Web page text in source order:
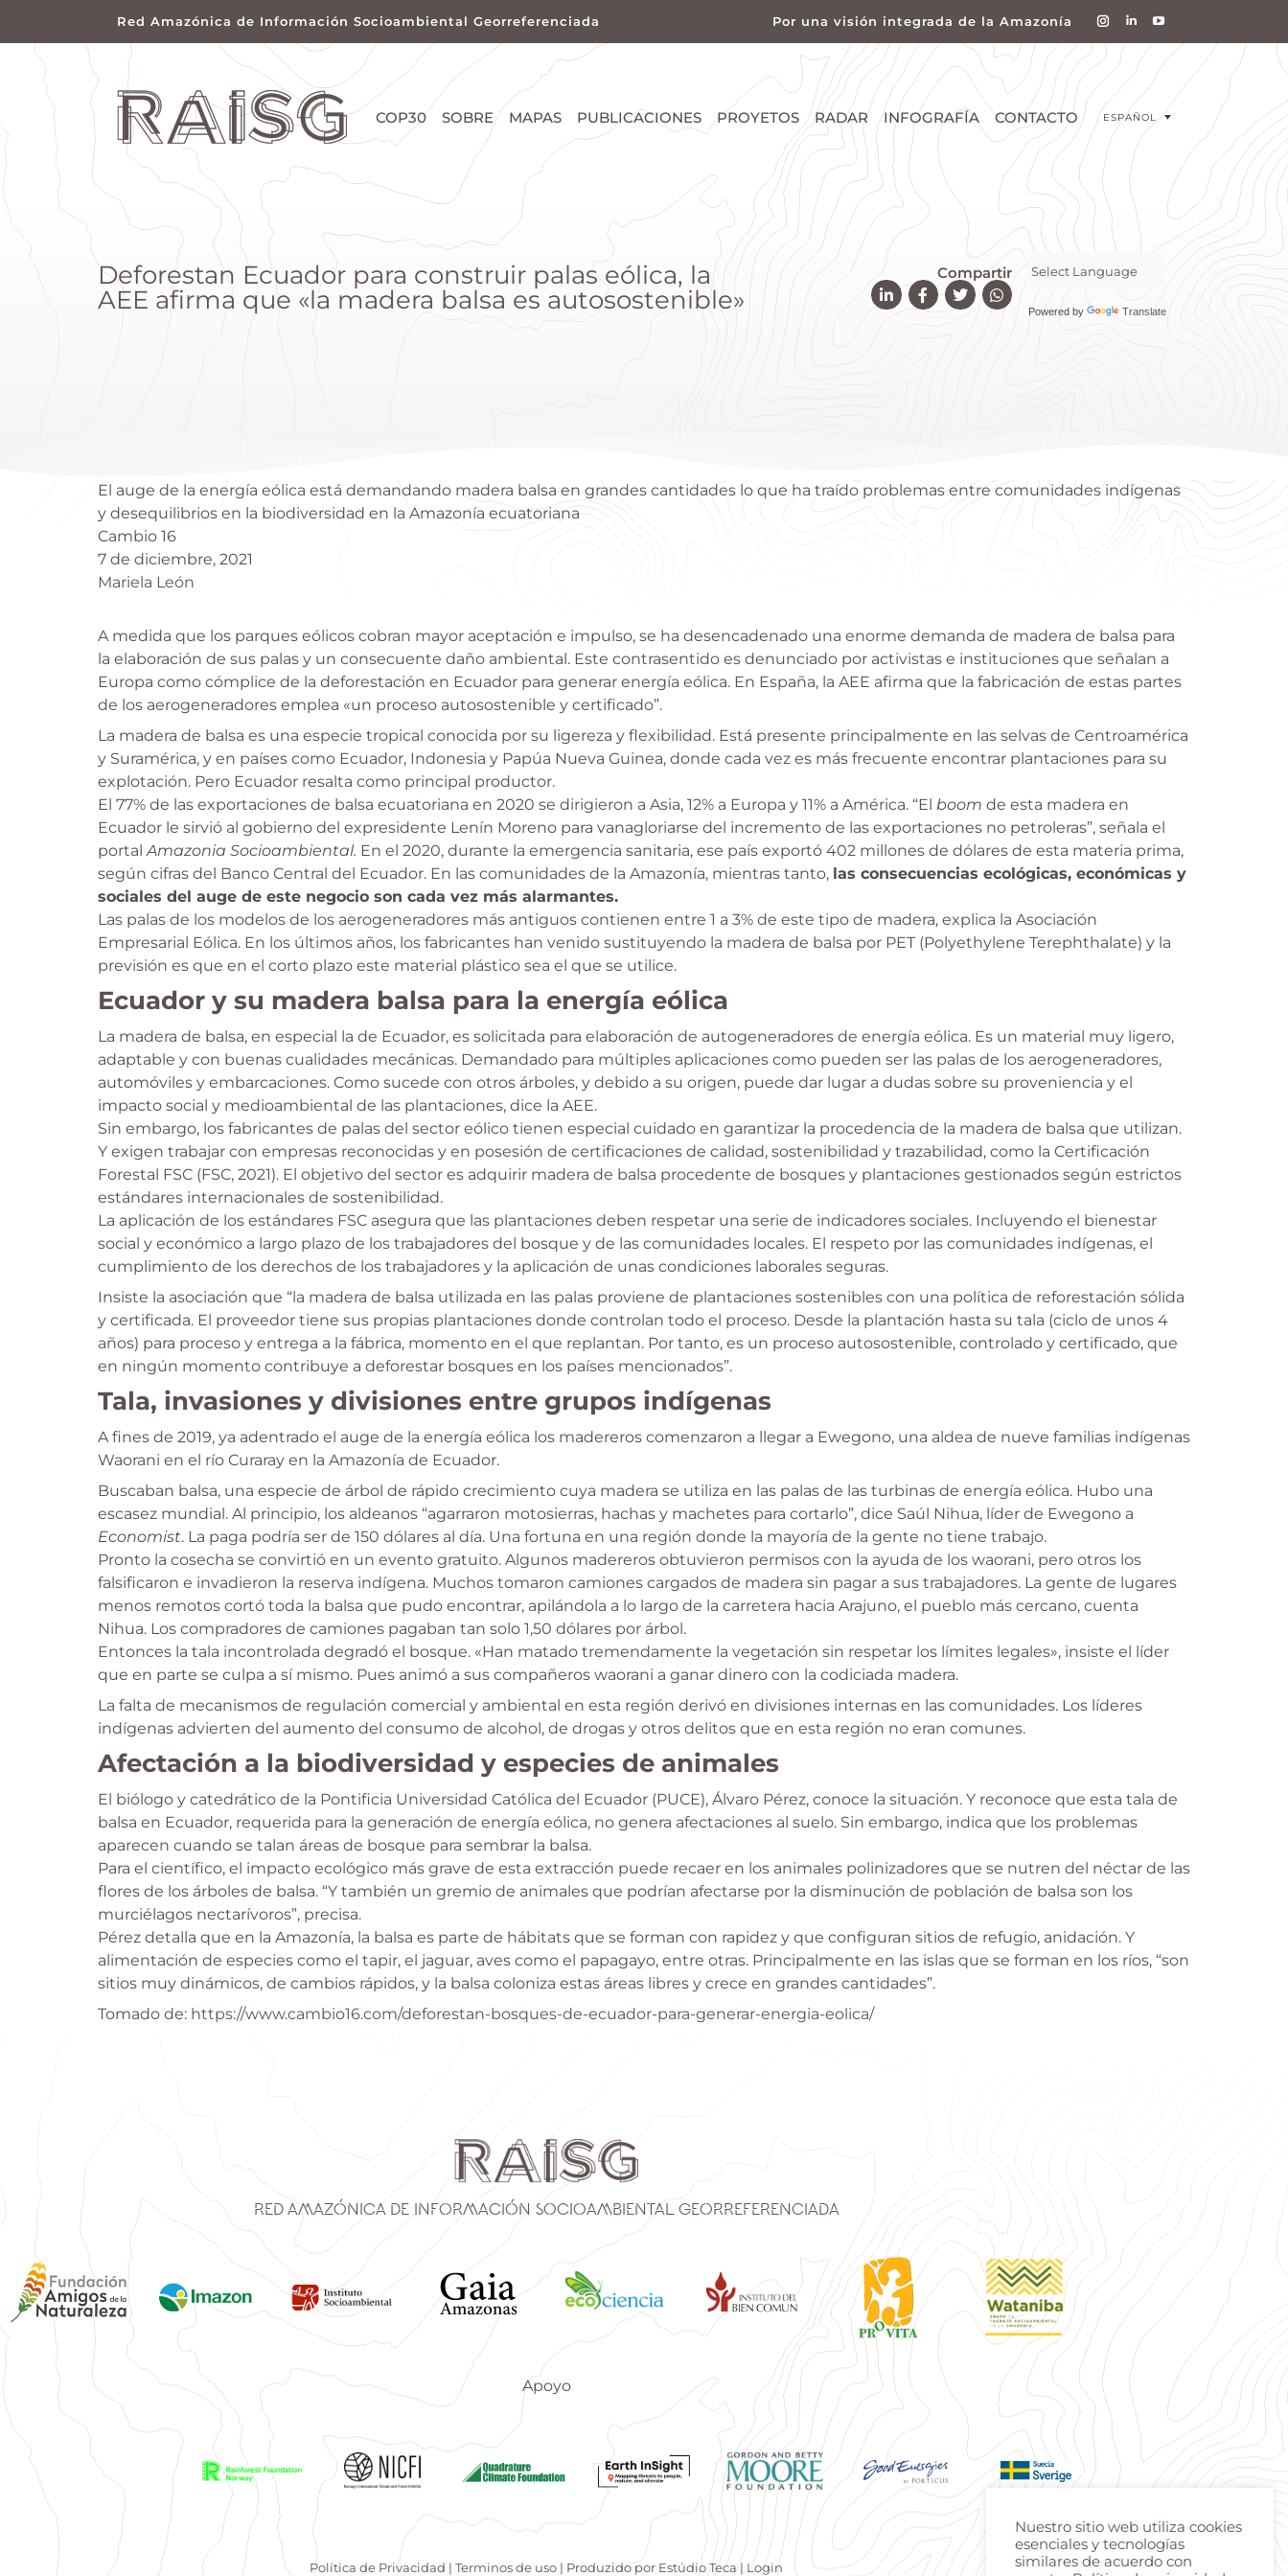
Red Amazónica de Información Socioambiental Georreferenciada Por una visión integrada de la Amazonía
COP30 SOBRE MAPAS PUBLICACIONES PROYETOS RADAR INFOGRAFÍA CONTACTO ESPAÑOL
Deforestan Ecuador para construir palas eólica, la
AEE afirma que «la madera balsa es autosostenible»
Compartir
Powered by Translate
El auge de la energía eólica está demandando madera balsa en grandes cantidades lo que ha traído problemas entre comunidades indígenas
y desequilibrios en la biodiversidad en la Amazonía ecuatoriana
Cambio 16
7 de diciembre, 2021
Mariela León
A medida que los parques eólicos cobran mayor aceptación e impulso, se ha desencadenado una enorme demanda de madera de balsa para
la elaboración de sus palas y un consecuente daño ambiental. Este contrasentido es denunciado por activistas e instituciones que señalan a
Europa como cómplice de la deforestación en Ecuador para generar energía eólica. En España, la AEE afirma que la fabricación de estas partes
de los aerogeneradores emplea «un proceso autosostenible y certificado”.
La madera de balsa es una especie tropical conocida por su ligereza y flexibilidad. Está presente principalmente en las selvas de Centroamérica
y Suramérica, y en países como Ecuador, Indonesia y Papúa Nueva Guinea, donde cada vez es más frecuente encontrar plantaciones para su
explotación. Pero Ecuador resalta como principal productor.
El 77% de las exportaciones de balsa ecuatoriana en 2020 se dirigieron a Asia, 12% a Europa y 11% a América. “El boom de esta madera en
Ecuador le sirvió al gobierno del expresidente Lenín Moreno para vanagloriarse del incremento de las exportaciones no petroleras”, señala el
portalAmazonia Socioambiental. En el 2020, durante la emergencia sanitaria, ese país exportó 402 millones de dólares de esta materia prima,
según cifras del Banco Central del Ecuador. En las comunidades de la Amazonía, mientras tanto, las consecuencias ecológicas, económicas y
sociales del auge de este negocio son cada vez más alarmantes.
Las palas de los modelos de los aerogeneradores más antiguos contienen entre 1 a 3% de este tipo de madera, explica la Asociación
Empresarial Eólica. En los últimos años, los fabricantes han venido sustituyendo la madera de balsa por PET (Polyethylene Terephthalate) y la
previsión es que en el corto plazo este material plástico sea el que se utilice.
Ecuador y su madera balsa para la energía eólica
La madera de balsa, en especial la de Ecuador, es solicitada para elaboración de autogeneradores de energía eólica. Es un material muy ligero,
adaptable y con buenas cualidades mecánicas. Demandado para múltiples aplicaciones como pueden ser las palas de los aerogeneradores,
automóviles y embarcaciones. Como sucede con otros árboles, y debido a su origen, puede dar lugar a dudas sobre su proveniencia y el
impacto social y medioambiental de las plantaciones, dice la AEE.
Sin embargo, los fabricantes de palas del sector eólico tienen especial cuidado en garantizar la procedencia de la madera de balsa que utilizan.
Y exigen trabajar con empresas reconocidas y en posesión de certificaciones de calidad, sostenibilidad y trazabilidad, como la Certificación
Forestal FSC (FSC, 2021). El objetivo del sector es adquirir madera de balsa procedente de bosques y plantaciones gestionados según estrictos
estándares internacionales de sostenibilidad.
La aplicación de los estándares FSC asegura que las plantaciones deben respetar una serie de indicadores sociales. Incluyendo el bienestar
social y económico a largo plazo de los trabajadores del bosque y de las comunidades locales. El respeto por las comunidades indígenas, el
cumplimiento de los derechos de los trabajadores y la aplicación de unas condiciones laborales seguras.
Insiste la asociación que “la madera de balsa utilizada en las palas proviene de plantaciones sostenibles con una política de reforestación sólida
y certificada. El proveedor tiene sus propias plantaciones donde controlan todo el proceso. Desde la plantación hasta su tala (ciclo de unos 4
años) para proceso y entrega a la fábrica, momento en el que replantan. Por tanto, es un proceso autosostenible, controlado y certificado, que
en ningún momento contribuye a deforestar bosques en los países mencionados”.
Tala, invasiones y divisiones entre grupos indígenas
A fines de 2019, ya adentrado el auge de la energía eólica los madereros comenzaron a llegar a Ewegono, una aldea de nueve familias indígenas
Waorani en el río Curaray en la Amazonía de Ecuador.
Buscaban balsa, una especie de árbol de rápido crecimiento cuya madera se utiliza en las palas de las turbinas de energía eólica. Hubo una
escasez mundial. Al principio, los aldeanos “agarraron motosierras, hachas y machetes para cortarlo”, dice Saúl Nihua, líder de Ewegono a
Economist. La paga podría ser de 150 dólares al día. Una fortuna en una región donde la mayoría de la gente no tiene trabajo.
Pronto la cosecha se convirtió en un evento gratuito. Algunos madereros obtuvieron permisos con la ayuda de los waorani, pero otros los
falsificaron e invadieron la reserva indígena. Muchos tomaron camiones cargados de madera sin pagar a sus trabajadores. La gente de lugares
menos remotos cortó toda la balsa que pudo encontrar, apilándola a lo largo de la carretera hacia Arajuno, el pueblo más cercano, cuenta
Nihua. Los compradores de camiones pagaban tan solo 1,50 dólares por árbol.
Entonces la tala incontrolada degradó el bosque. «Han matado tremendamente la vegetación sin respetar los límites legales», insiste el líder
que en parte se culpa a sí mismo. Pues animó a sus compañeros waorani a ganar dinero con la codiciada madera.
La falta de mecanismos de regulación comercial y ambiental en esta región derivó en divisiones internas en las comunidades. Los líderes
indígenas advierten del aumento del consumo de alcohol, de drogas y otros delitos que en esta región no eran comunes.
Afectación a la biodiversidad y especies de animales
El biólogo y catedrático de la Pontificia Universidad Católica del Ecuador (PUCE), Álvaro Pérez, conoce la situación. Y reconoce que esta tala de
balsa en Ecuador, requerida para la generación de energía eólica, no genera afectaciones al suelo. Sin embargo, indica que los problemas
aparecen cuando se talan áreas de bosque para sembrar la balsa.
Para el científico, el impacto ecológico más grave de esta extracción puede recaer en los animales polinizadores que se nutren del néctar de las
flores de los árboles de balsa. “Y también un gremio de animales que podrían afectarse por la disminución de población de balsa son los
murciélagos nectarívoros”, precisa.
Pérez detalla que en la Amazonía, la balsa es parte de hábitats que se forman con rapidez y que configuran sitios de refugio, anidación. Y
alimentación de especies como el tapir, el jaguar, aves como el papagayo, entre otras. Principalmente en las islas que se forman en los ríos, “son
sitios muy dinámicos, de cambios rápidos, y la balsa coloniza estas áreas libres y crece en grandes cantidades”.
Tomado de: https://www.cambio16.com/deforestan-bosques-de-ecuador-para-generar-energia-eolica/
Red Amazónica de Información Socioambiental Georreferenciada
Apoyo
Política de Privacidad | Terminos de uso | Produzido por Estúdio Teca| Login
Nuestro sitio web utiliza cookies
esenciales y tecnologías
similares de acuerdo con